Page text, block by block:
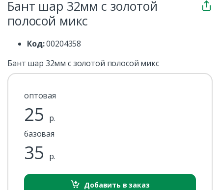
Бант шар 32мм с золотой
полосой микс
Код:00204358
Бант шар 32мм с золотой полосой микс
оптовая
25 р.
базовая
35 р.
Добавить в заказ